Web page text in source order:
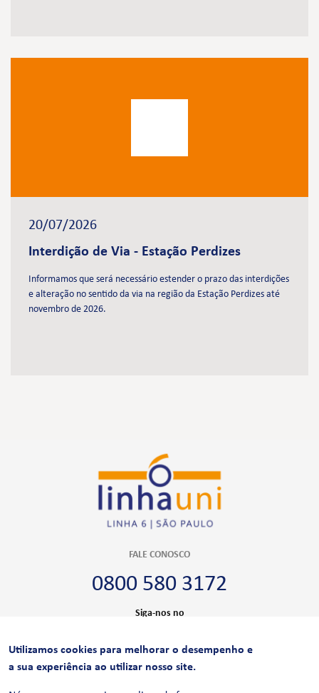
20/07/2026
Interdição de Via - Estação Perdizes
Informamos que será necessário estender o prazo das interdições
e alteração no sentido da via na região da Estação Perdizes até
novembro de 2026.
FALE CONOSCO
0800 580 3172
Siga-nos no
CERTIFICAÇÕES
Utilizamos cookies para melhorar o desempenho e
a sua experiência ao utilizar nosso site.